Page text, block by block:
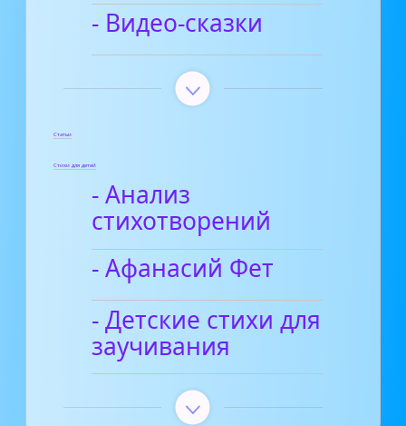
- Видео-сказки
Статьи
Стихи для детей
- Анализ
стихотворений
- Афанасий Фет
- Детские стихи для
заучивания